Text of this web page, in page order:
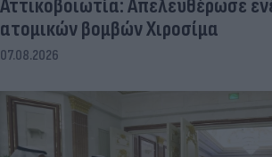
Αττικοβοιωτία: Απελευθέρωσε
ατομικών βομβών Χιροσίμα
07.08.2026